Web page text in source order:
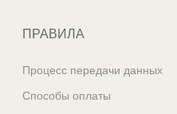
ПРАВИЛА
Процесс передачи данных
Способы оплаты